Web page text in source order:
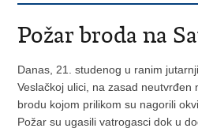
Požar broda na
Danas, 21. studenog u ranim
Veslačkoj ulici, na zasad neutvrđen
brodu kojom prilikom su nagorili
Požar su ugasili vatrogasci dok u